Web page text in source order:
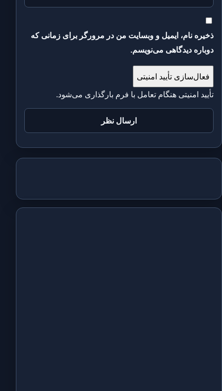
ذخیره نام، ایمیل و وبسایت من در مرورگر برای زمانی که
دوباره دیدگاهی می‌نویسم.
فعال‌سازی تأیید امنیتی
تأیید امنیتی هنگام تعامل با فرم بارگذاری می‌شود.